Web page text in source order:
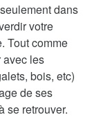
dans
votre
Tout comme
avec les
bois, etc)
de ses
se retrouver.